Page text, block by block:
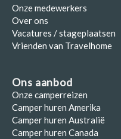
Onze medewerkers
Over ons
Vacatures / stageplaatsen
Vrienden van Travelhome
Ons aanbod
Onze camperreizen
Camper huren Amerika
Camper huren Australië
Camper huren Canada